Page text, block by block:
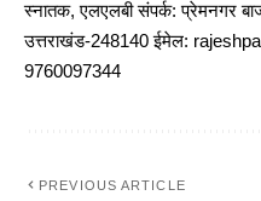
स्नातक, एलएलबी संपर्क: प्रेमनगर
उत्तराखंड-248140 ईमेल:
9760097344
PREVIOUS ARTICLE